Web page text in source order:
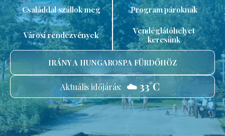
Családdal szállok meg Program pároknak
Városi rendezvények
Vendéglátóhelyet
keresünk
IRÁNY A HUNGAROSPA FÜRDŐHÖZ
Aktuális időjárás: ☁️ 33°C